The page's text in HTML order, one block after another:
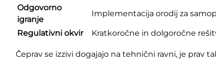
Odgovorno
igranje
Implementacija orodij za
Regulativni okvir Kratkoročne in dolgoročne
Čeprav se izzivi dogajajo na tehnični ravni, je prav